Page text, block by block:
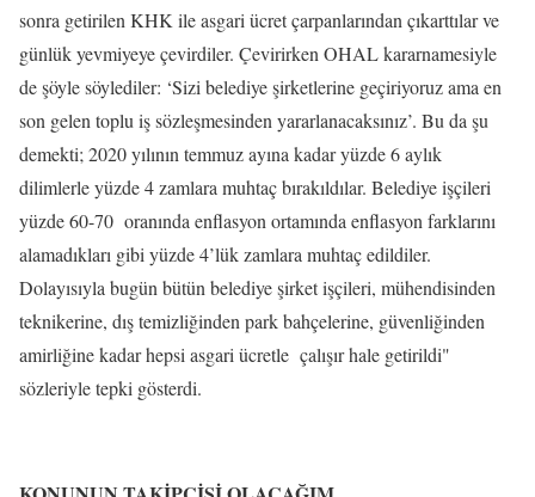
sonra getirilen KHK ile asgari ücret çarpanlarından çıkarttılar ve
günlük yevmiyeye çevirdiler. Çevirirken OHAL kararnamesiyle
de şöyle söylediler: ‘Sizi belediye şirketlerine geçiriyoruz ama en
son gelen toplu iş sözleşmesinden yararlanacaksınız’. Bu da şu
demekti; 2020 yılının temmuz ayına kadar yüzde 6 aylık
dilimlerle yüzde 4 zamlara muhtaç bırakıldılar. Belediye işçileri
yüzde 60-70 oranında enflasyon ortamında enflasyon farklarını
alamadıkları gibi yüzde 4’lük zamlara muhtaç edildiler.
Dolayısıyla bugün bütün belediye şirket işçileri, mühendisinden
teknikerine, dış temizliğinden park bahçelerine, güvenliğinden
amirliğine kadar hepsi asgari ücretle çalışır hale getirildi"
sözleriyle tepki gösterdi.